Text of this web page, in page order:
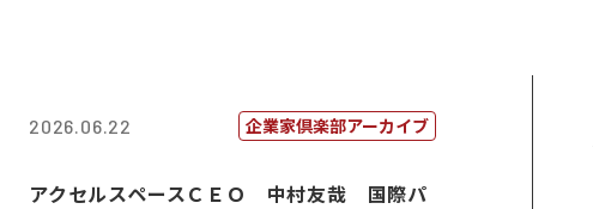
2026.06.22 企業家倶楽部アーカイブ
アクセルスペースＣＥＯ 中村友哉 国際パ